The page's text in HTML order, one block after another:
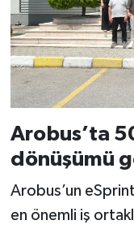
Arobus’ta
dönüşümü
Arobus’un
en önemli iş